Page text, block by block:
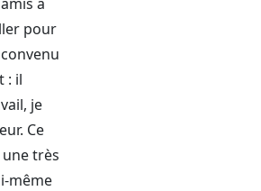
pour
: il
je
Ce
très
même